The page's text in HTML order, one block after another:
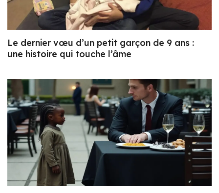
Le dernier vœu d’un petit garçon de 9 ans :
une histoire qui touche l’âme